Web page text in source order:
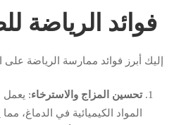
فوائد الرياضة
إليك أبرز فوائد ممارسة الرياضة على
تحسين المزاج والاسترخاء: يعمل
المواد الكيميائية في الدماغ،